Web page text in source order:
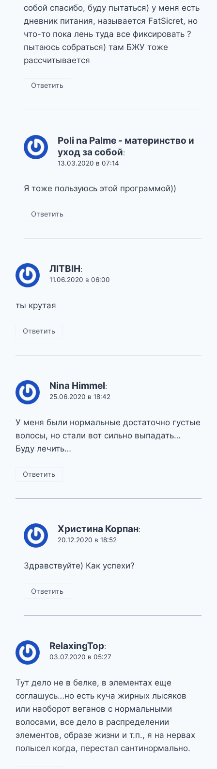
собой спасибо, буду пытаться) у меня есть
дневник питания, называется FatSicret, но
что-то пока лень туда все фиксировать ?
пытаюсь собраться) там БЖУ тоже
рассчитывается
Ответить
Poli na Palme - материнство и
уход за собой:
13.03.2020 в 07:14
Я тоже пользуюсь этой программой))
Ответить
ЛІТВІН:
11.06.2020 в 06:00
ты крутая
Ответить
Nina Himmel:
25.06.2020 в 18:42
У меня были нормальные достаточно густые
волосы, но стали вот сильно выпадать…
Буду лечить…
Ответить
Христина Корпан:
20.12.2020 в 18:52
Здравствуйте) Как успехи?
Ответить
RelaxingTop:
03.07.2020 в 05:27
Тут дело не в белке, в элементах еще
соглашусь…но есть куча жирных лысяков
или наоборот веганов с нормальными
волосами, все дело в распределении
элементов, образе жизни и т.п., я на нервах
полысел когда, перестал сантинормально.